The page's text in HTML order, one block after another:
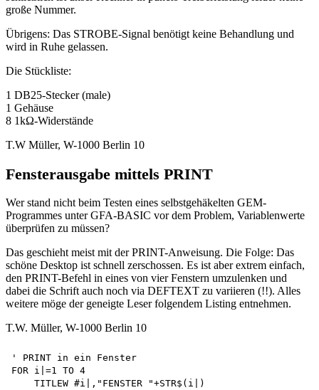
große Nummer.
Übrigens: Das STROBE-Signal benötigt keine Behandlung und
wird in Ruhe gelassen.
Die Stückliste:
1 DB25-Stecker (male)
1 Gehäuse
8 1kΩ-Widerstände
T.W Müller, W-1000 Berlin 10
Fensterausgabe mittels PRINT
Wer stand nicht beim Testen eines selbstgehäkelten GEM-
Programmes unter GFA-BASIC vor dem Problem, Variablenwerte
überprüfen zu müssen?
Das geschieht meist mit der PRINT-Anweisung. Die Folge: Das
schöne Desktop ist schnell zerschossen. Es ist aber extrem einfach,
den PRINT-Befehl in eines von vier Fenstern umzulenken und
dabei die Schrift auch noch via DEFTEXT zu variieren (!!). Alles
weitere möge der geneigte Leser folgendem Listing entnehmen.
T.W. Müller, W-1000 Berlin 10
' PRINT in ein Fenster
FOR i|=1 TO 4
    TITLEW #i|,"FENSTER "+STR$(i|)